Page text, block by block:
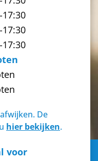
17:30
17:30
17:30
De
hier bekijken.
voor